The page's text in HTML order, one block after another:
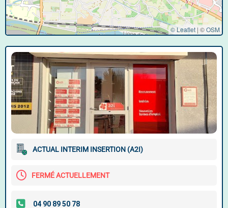
© Leaflet | ©OSM
ACTUAL INTERIM INSERTION (A2I)
FERMÉ ACTUELLEMENT